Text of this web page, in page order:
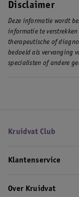
Disclaimer
Deze informatie wordt
informatie te
therapeutische of
bedoeld als vervanging
specialisten of andere
Kruidvat Club
Klantenservice
Over Kruidvat